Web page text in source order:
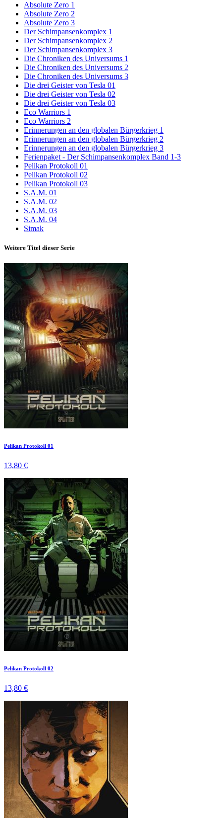
Absolute Zero 1
Absolute Zero 2
Absolute Zero 3
Der Schimpansenkomplex 1
Der Schimpansenkomplex 2
Der Schimpansenkomplex 3
Die Chroniken des Universums 1
Die Chroniken des Universums 2
Die Chroniken des Universums 3
Die drei Geister von Tesla 01
Die drei Geister von Tesla 02
Die drei Geister von Tesla 03
Eco Warriors 1
Eco Warriors 2
Erinnerungen an den globalen Bürgerkrieg 1
Erinnerungen an den globalen Bürgerkrieg 2
Erinnerungen an den globalen Bürgerkrieg 3
Ferienpaket - Der Schimpansenkomplex Band 1-3
Pelikan Protokoll 01
Pelikan Protokoll 02
Pelikan Protokoll 03
S.A.M. 01
S.A.M. 02
S.A.M. 03
S.A.M. 04
Simak
Weitere Titel dieser Serie
Pelikan Protokoll 01
13,80 €
Pelikan Protokoll 02
13,80 €